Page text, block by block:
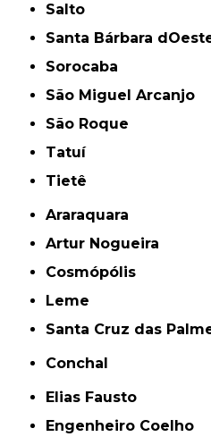
Salto
Santa Bárbara
Sorocaba
São Miguel Arcanjo
São Roque
Tatuí
Tietê
Araraquara
Artur Nogueira
Cosmópólis
Leme
Santa Cruz das
Conchal
Elias Fausto
Engenheiro Coelho